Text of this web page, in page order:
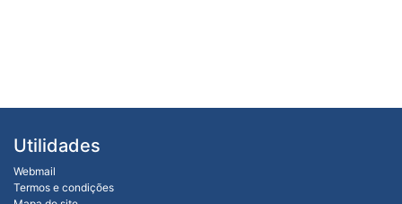
Utilidades
Webmail
Termos e condições